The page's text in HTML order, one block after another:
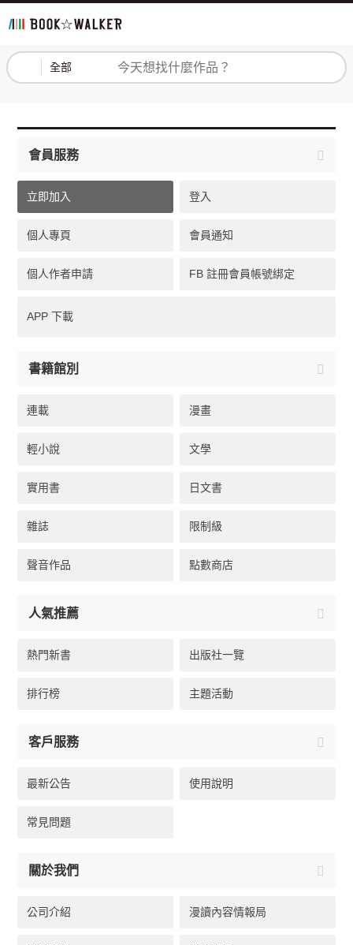
全部 登入 註冊
會員服務
立即加入 登入
個人專頁 會員通知
個人作者申請 FB 註冊會員帳號綁定
APP 下載
書籍館別
連載 漫畫
輕小說 文學
實用書 日文書
雜誌 限制級
聲音作品 點數商店
人氣推薦
熱門新書 出版社一覽
排行榜 主題活動
客戶服務
最新公告 使用說明
常見問題
關於我們
公司介紹 漫讀內容情報局